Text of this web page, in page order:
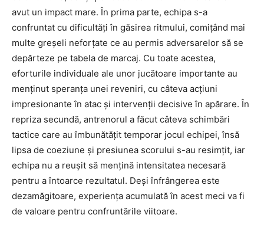
avut un impact mare. În prima parte, echipa s-a
confruntat cu dificultăți în găsirea ritmului, comițând mai
multe greșeli neforțate ce au permis adversarelor să se
depărteze pe tabela de marcaj. Cu toate acestea,
eforturile individuale ale unor jucătoare importante au
menținut speranța unei reveniri, cu câteva acțiuni
impresionante în atac și intervenții decisive în apărare. În
repriza secundă, antrenorul a făcut câteva schimbări
tactice care au îmbunătățit temporar jocul echipei, însă
lipsa de coeziune și presiunea scorului s-au resimțit, iar
echipa nu a reușit să mențină intensitatea necesară
pentru a întoarce rezultatul. Deși înfrângerea este
dezamăgitoare, experiența acumulată în acest meci va fi
de valoare pentru confruntările viitoare.